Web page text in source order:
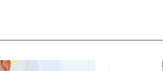
अफिस’ को परिचर्चा सम्पन्न